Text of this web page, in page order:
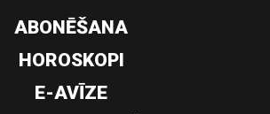
ABONĒŠANA
HOROSKOPI
E-AVĪZE